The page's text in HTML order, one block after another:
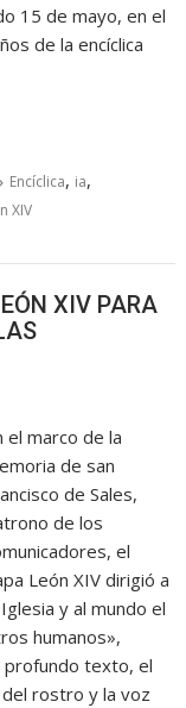
15 de mayo, en el
de la encíclica
Encíclica, ia,
XIV
XIV PARA
el marco de la
de san
de Sales,
de los
el
León XIV dirigió a
y al mundo el
humanos»,
profundo texto, el
rostro y la voz